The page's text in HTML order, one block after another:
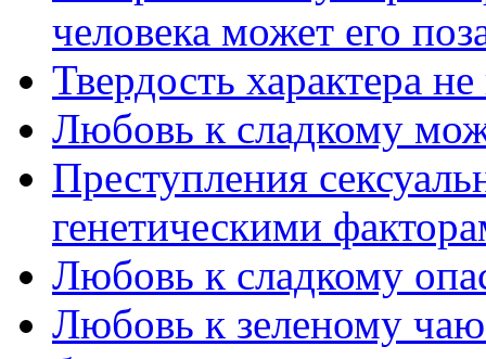
человека может его
Твердость характера
Любовь к сладкому
Преступления
генетическими
Любовь к сладкому
Любовь к зеленому